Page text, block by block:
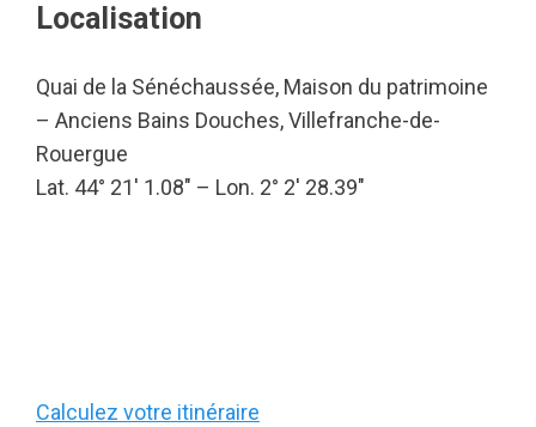
Localisation
Quai de la Sénéchaussée, Maison du patrimoine
– Anciens Bains Douches, Villefranche-de-
Rouergue
Lat. 44° 21′ 1.08″ – Lon. 2° 2′ 28.39″
Calculez votre itinéraire